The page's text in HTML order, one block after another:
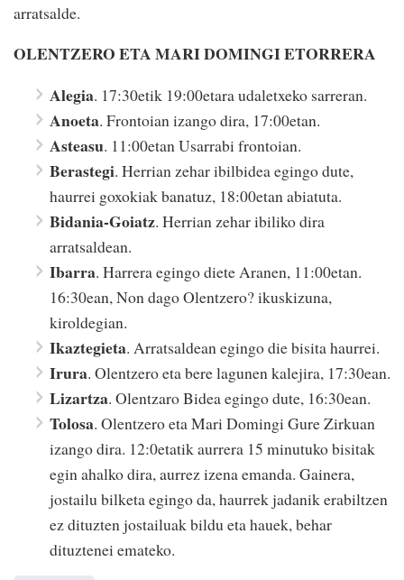
arratsalde.
OLENTZERO ETA MARI DOMINGI ETORRERA
Alegia. 17:30etik 19:00etara udaletxeko sarreran.
Anoeta. Frontoian izango dira, 17:00etan.
Asteasu. 11:00etan Usarrabi frontoian.
Berastegi. Herrian zehar ibilbidea egingo dute,
haurrei goxokiak banatuz, 18:00etan abiatuta.
Bidania-Goiatz. Herrian zehar ibiliko dira
arratsaldean.
Ibarra. Harrera egingo diete Aranen, 11:00etan.
16:30ean, Non dago Olentzero? ikuskizuna,
kiroldegian.
Ikaztegieta. Arratsaldean egingo die bisita haurrei.
Irura. Olentzero eta bere lagunen kalejira, 17:30ean.
Lizartza. Olentzaro Bidea egingo dute, 16:30ean.
Tolosa. Olentzero eta Mari Domingi Gure Zirkuan
izango dira. 12:0etatik aurrera 15 minutuko bisitak
egin ahalko dira, aurrez izena emanda. Gainera,
jostailu bilketa egingo da, haurrek jadanik erabiltzen
ez dituzten jostailuak bildu eta hauek, behar
dituztenei emateko.